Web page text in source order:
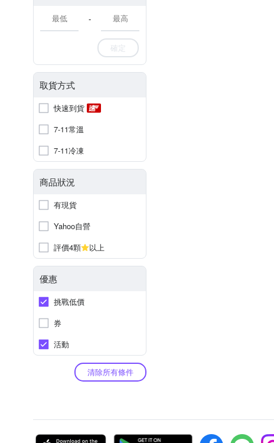
-
確定
取貨方式
快速到貨
7-11常溫
7-11冷凍
商品狀況
有現貨
Yahoo自營
評價4顆
以上
優惠
挑戰低價
券
活動
清除所有條件